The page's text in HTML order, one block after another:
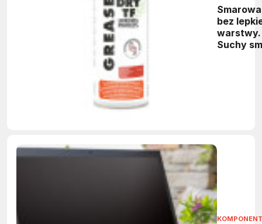
bez
warstwy.
Suchy